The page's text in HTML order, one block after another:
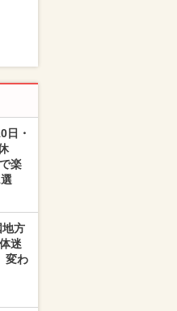
日・
楽
地方
迷
変わ